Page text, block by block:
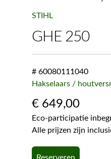
STIHL
GHE 250
# 60080111040
Hakselaars /
€649,00
Eco-participatie
Alle prijzen zijn